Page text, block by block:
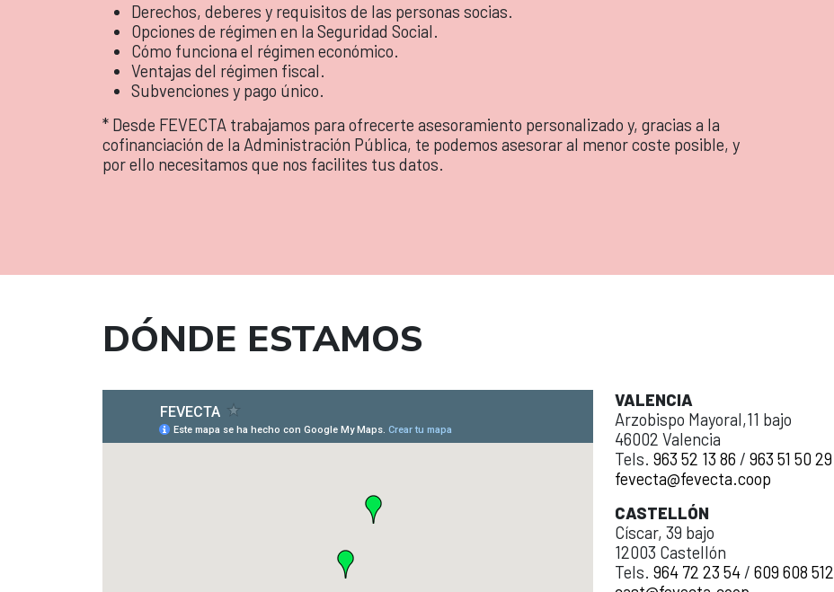
Derechos, deberes y requisitos de las personas socias.
Opciones de régimen en la Seguridad Social.
Cómo funciona el régimen económico.
Ventajas del régimen fiscal.
Subvenciones y pago único.
* Desde FEVECTA trabajamos para ofrecerte asesoramiento personalizado y, gracias a la
cofinanciación de la Administración Pública, te podemos asesorar al menor coste posible, y
por ello necesitamos que nos facilites tus datos.
DÓNDE ESTAMOS
VALENCIA
Arzobispo Mayoral,11 bajo
46002 Valencia
Tels. 963 52 13 86 / 963 51 50 29
fevecta@fevecta.coop
CASTELLÓN
Císcar, 39 bajo
12003 Castellón
Tels. 964 72 23 54 / 609 608 512